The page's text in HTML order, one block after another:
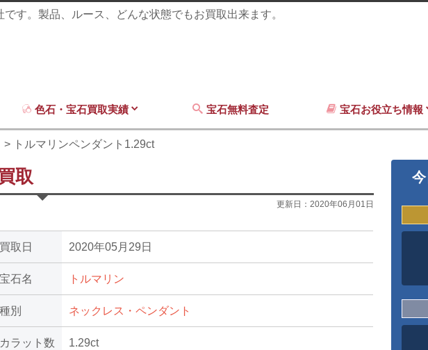
す。製品、ルース、どんな状態でもお買取出来ます。
色石・宝石買取実績 宝石無料査定 宝石お役立ち情報
トルマリンペンダント1.29ct
取
更新日： 2020年06月01日
買取日 2020年05月29日
宝石名 トルマリン
種別 ネックレス・ペンダント
カラット数 1.29ct